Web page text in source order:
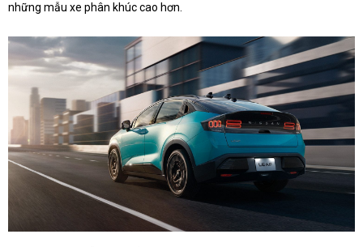
những mẫu xe phân khúc cao hơn.